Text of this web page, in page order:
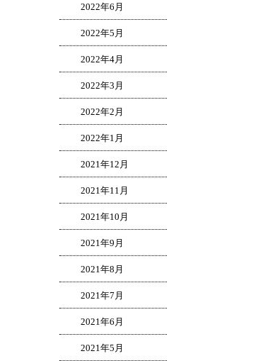
2022年6月
2022年5月
2022年4月
2022年3月
2022年2月
2022年1月
2021年12月
2021年11月
2021年10月
2021年9月
2021年8月
2021年7月
2021年6月
2021年5月